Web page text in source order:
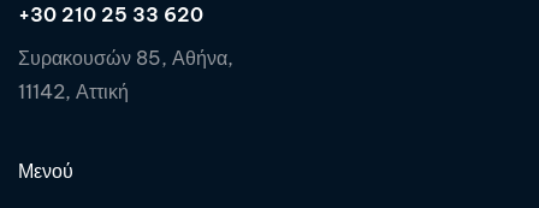
+30 210 25 33 620
Συρακουσών 85, Αθήνα,
11142, Αττική
Μενού